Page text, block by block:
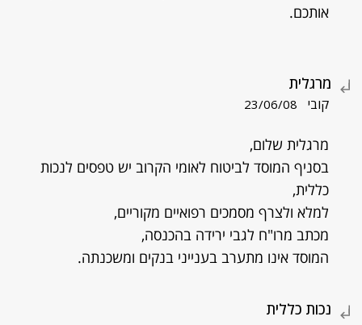
אותכם.
מרגלית
קובי 23/06/08
מרגלית שלום,
בסניף המוסד לביטוח לאומי הקרוב יש טפסים לנכות
כללית,
למלא ולצרף מסמכים רפואיים מקוריים,
מכתב מרו"ח לגבי ירידה בהכנסה,
המוסד אינו מתערב בענייני בנקים ומשכנתה.
נכות כללית